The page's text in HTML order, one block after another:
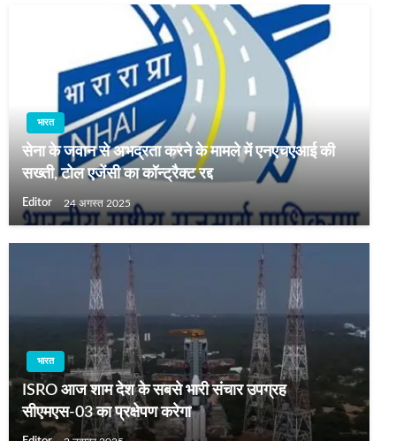
भारत
सेना के जवान से अभद्रता करने के मामले में एनएचएआई की
सख्ती, टोल एजेंसी का कॉन्ट्रैक्ट रद्द
Editor 24 अगस्त 2025
भारत
ISRO आज शाम देश के सबसे भारी संचार उपग्रह
सीएमएस-03 का प्रक्षेपण करेगा